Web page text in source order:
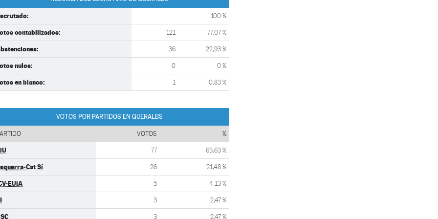
100 %
contabilizados: 121 77,07 %
36 22,93 %
nulos: 0 0 %
en blanco: 1 0,83 %
VOTOS POR PARTIDOS EN QUERALBS
VOTOS %
77 63,63 %
Cat Sí 26 21,48 %
EUiA 5 4,13 %
3 2,47 %
3 2,47 %